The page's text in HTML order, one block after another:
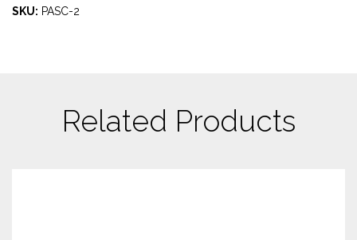
SKU: PASC-2
Related Products